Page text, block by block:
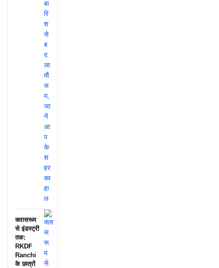
क्लासरूम
से इंडस्ट्री
तक:
RKDF
Ranchi
के छात्रों